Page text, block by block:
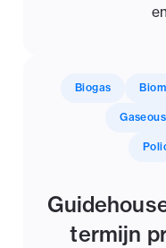
Biogas
termijn